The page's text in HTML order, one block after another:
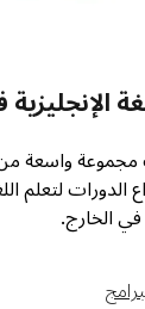
واسعة من
الدورات لتعلم
في الخارج.